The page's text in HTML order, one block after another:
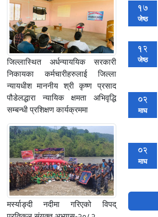
जिल्लास्थित अर्धन्याययिक सरकारी
निकायका कर्मचारीहरुलाई जिल्ला
न्यायधीश माननीय श्री कृष्ण प्रसाद
पौडेलद्धारा न्यायिक क्षमता अभिवृद्धि
सम्बन्धी प्रशिक्षण कार्यक्रममा
मर्स्याङ्दी नदीमा गरिएको विपद्
17
जेष्ठ
12
जेष्ठ
02
माघ
02
माघ